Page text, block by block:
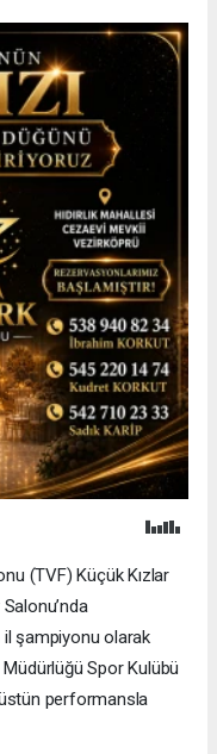
(TVF) Küçük Kızlar
şampiyonu olarak
Spor Kulübü
üstün performansla